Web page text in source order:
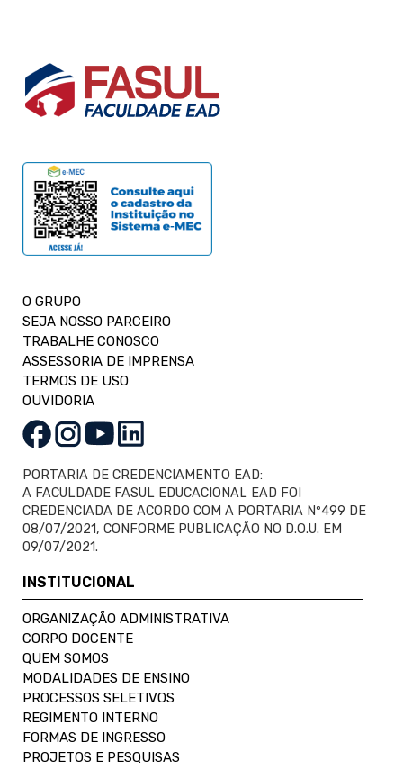
O GRUPO
SEJA NOSSO PARCEIRO
TRABALHE CONOSCO
ASSESSORIA DE IMPRENSA
TERMOS DE USO
OUVIDORIA
PORTARIA DE CREDENCIAMENTO EAD:
A FACULDADE FASUL EDUCACIONAL EAD FOI
CREDENCIADA DE ACORDO COM A PORTARIA Nº499 DE
08/07/2021, CONFORME PUBLICAÇÃO NO D.O.U. EM
09/07/2021.
INSTITUCIONAL
ORGANIZAÇÃO ADMINISTRATIVA
CORPO DOCENTE
QUEM SOMOS
MODALIDADES DE ENSINO
PROCESSOS SELETIVOS
REGIMENTO INTERNO
FORMAS DE INGRESSO
PROJETOS E PESQUISAS